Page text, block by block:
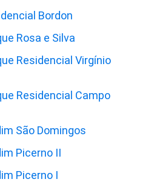
Bordon
Rosa e Silva
Residencial Virgínio
Residencial Campo
São Domingos
Picerno II
Picerno I